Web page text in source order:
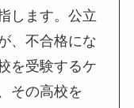
します。公立
、不合格にな
を受験するケ
その高校を